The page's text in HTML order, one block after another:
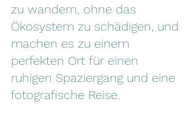
zu wandern, ohne das
Ökosystem zu schädigen, und
machen es zu einem
perfekten Ort für einen
ruhigen Spaziergang und eine
fotografische Reise.